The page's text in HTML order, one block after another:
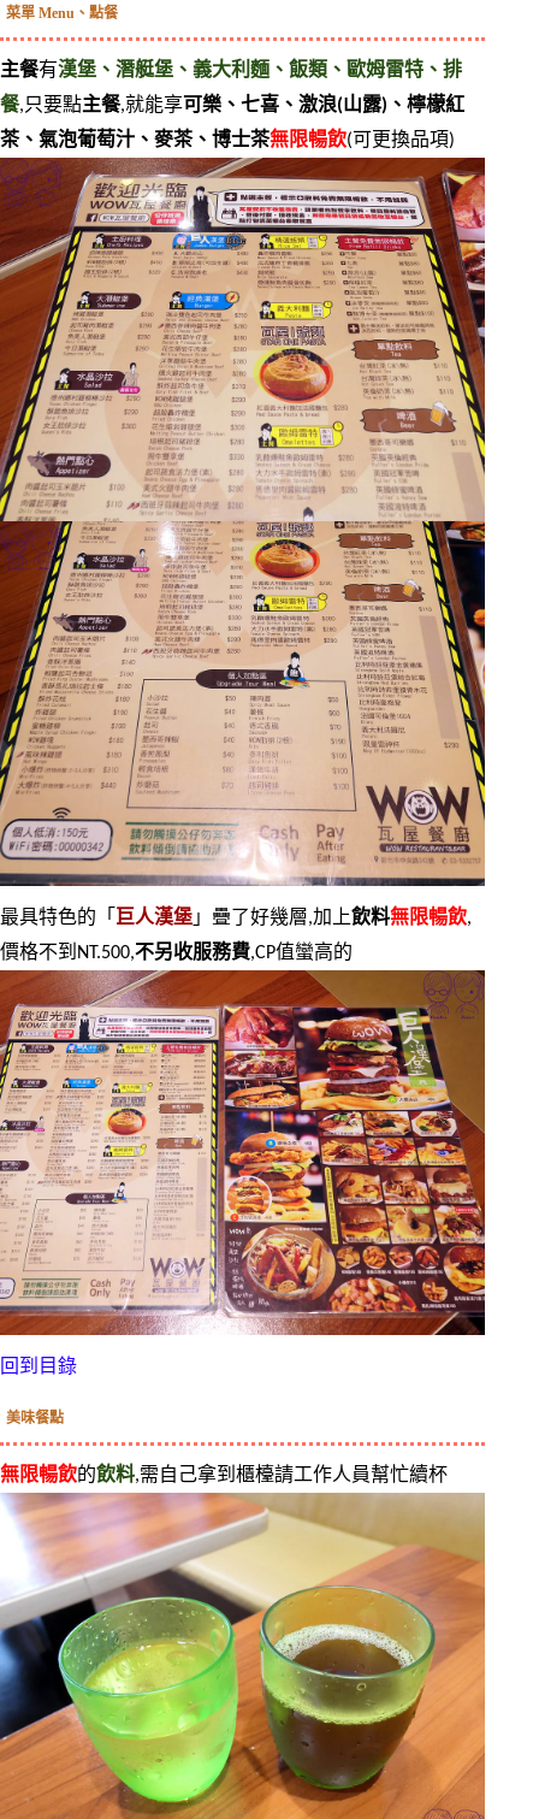
菜單 Menu、點餐
主餐有漢堡、潛艇堡、義大利麵、飯類、歐姆雷特、排
餐,只要點主餐,就能享可樂、七喜、激浪(山露)、檸檬紅
茶、氣泡葡萄汁、麥茶、博士茶無限暢飲(可更換品項)
最具特色的「 巨人漢堡 」疊了好幾層,加上飲料無限暢飲,
價格不到NT.500,不另收服務費,CP值蠻高的
回到目錄
美味餐點
無限暢飲的飲料,需自己拿到櫃檯請工作人員幫忙續杯